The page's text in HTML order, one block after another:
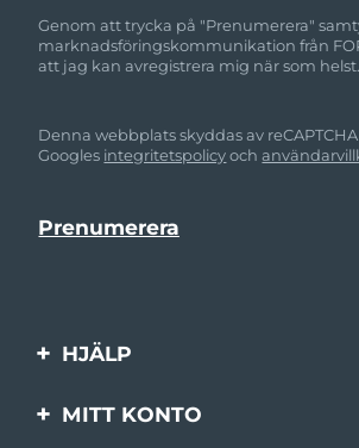
Genom att trycka på "Prenumerera"
marknadsföringskommunikation från
att jag kan avregistrera mig när som helst.
Denna webbplats skyddas av
Googles integritetspolicyoch
HJÄLP
Kontakta oss
MITT KONTO